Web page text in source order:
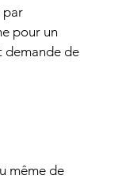
par
pour un
demande de
même de